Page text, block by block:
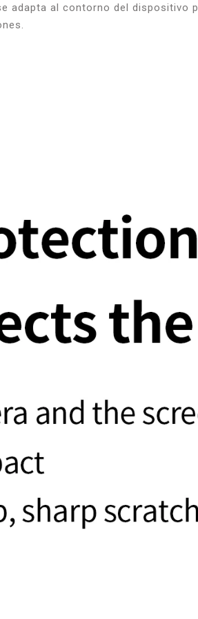
adapta al contorno del